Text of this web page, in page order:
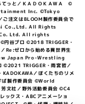
と／ＫＡＤＯＫＡＷＡ ©
Inc. ©Tokyo
文はBLOOM製作委員会で
Co.,Ltd. All Rights
Ltd. All rights
プロ ©2018 TRIGGER・
Re:ゼロから始める異世界生
Japan Pro-Wrestling
TRIGGER・雨宮哲／
／ぼくたちのリメ
ば製作委員会 ©World
文社／野外活動委員会 ©C4
クス・ABCアニメーショ